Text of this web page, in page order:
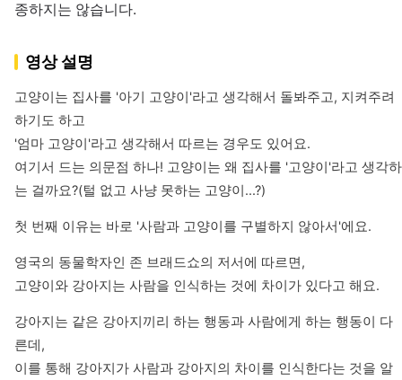
종하지는 않습니다.
영상 설명
고양이는 집사를 '아기 고양이'라고 생각해서 돌봐주고, 지켜주려
하기도 하고
'엄마 고양이'라고 생각해서 따르는 경우도 있어요.
여기서 드는 의문점 하나! 고양이는 왜 집사를 '고양이'라고 생각하
는 걸까요?(털 없고 사냥 못하는 고양이...?)
첫 번째 이유는 바로 '사람과 고양이를 구별하지 않아서'에요.
영국의 동물학자인 존 브래드쇼의 저서에 따르면,
고양이와 강아지는 사람을 인식하는 것에 차이가 있다고 해요.
강아지는 같은 강아지끼리 하는 행동과 사람에게 하는 행동이 다
른데,
이를 통해 강아지가 사람과 강아지의 차이를 인식한다는 것을 알